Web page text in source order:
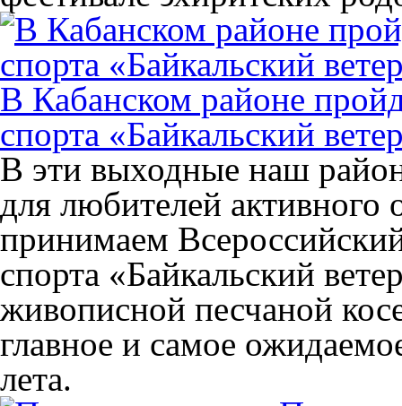
В Кабанском районе
спорта «Байкальский
В эти выходные наш
для любителей
принимаем
спорта «Байкальский
живописной песчаной
главное и самое
лета.